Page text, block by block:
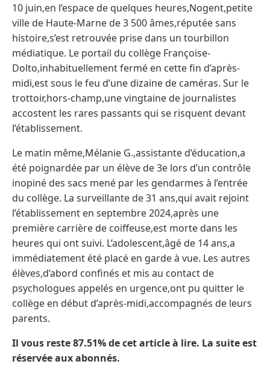
10 juin,en l’espace de quelques heures,Nogent,petite
ville de Haute-Marne de 3 500 âmes,réputée sans
histoire,s’est retrouvée prise dans un tourbillon
médiatique. Le portail du collège Françoise-
Dolto,inhabituellement fermé en cette fin d’après-
midi,est sous le feu d’une dizaine de caméras. Sur le
trottoir,hors-champ,une vingtaine de journalistes
accostent les rares passants qui se risquent devant
l’établissement.
Le matin même,Mélanie G.,assistante d’éducation,a
été poignardée par un élève de 3e lors d’un contrôle
inopiné des sacs mené par les gendarmes à l’entrée
du collège. La surveillante de 31 ans,qui avait rejoint
l’établissement en septembre 2024,après une
première carrière de coiffeuse,est morte dans les
heures qui ont suivi. L’adolescent,âgé de 14 ans,a
immédiatement été placé en garde à vue. Les autres
élèves,d’abord confinés et mis au contact de
psychologues appelés en urgence,ont pu quitter le
collège en début d’après-midi,accompagnés de leurs
parents.
Il vous reste 87.51% de cet article à lire. La suite est
réservée aux abonnés.